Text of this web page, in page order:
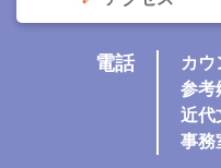
電話
カウ
参考
近代
事務